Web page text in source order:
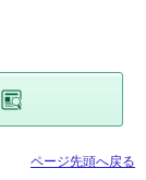
ページ先頭へ戻る